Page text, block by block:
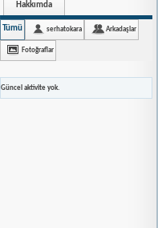
Hakkımda
Tümü serhatokara Arkadaşlar
Fotoğraflar
Güncel aktivite yok.